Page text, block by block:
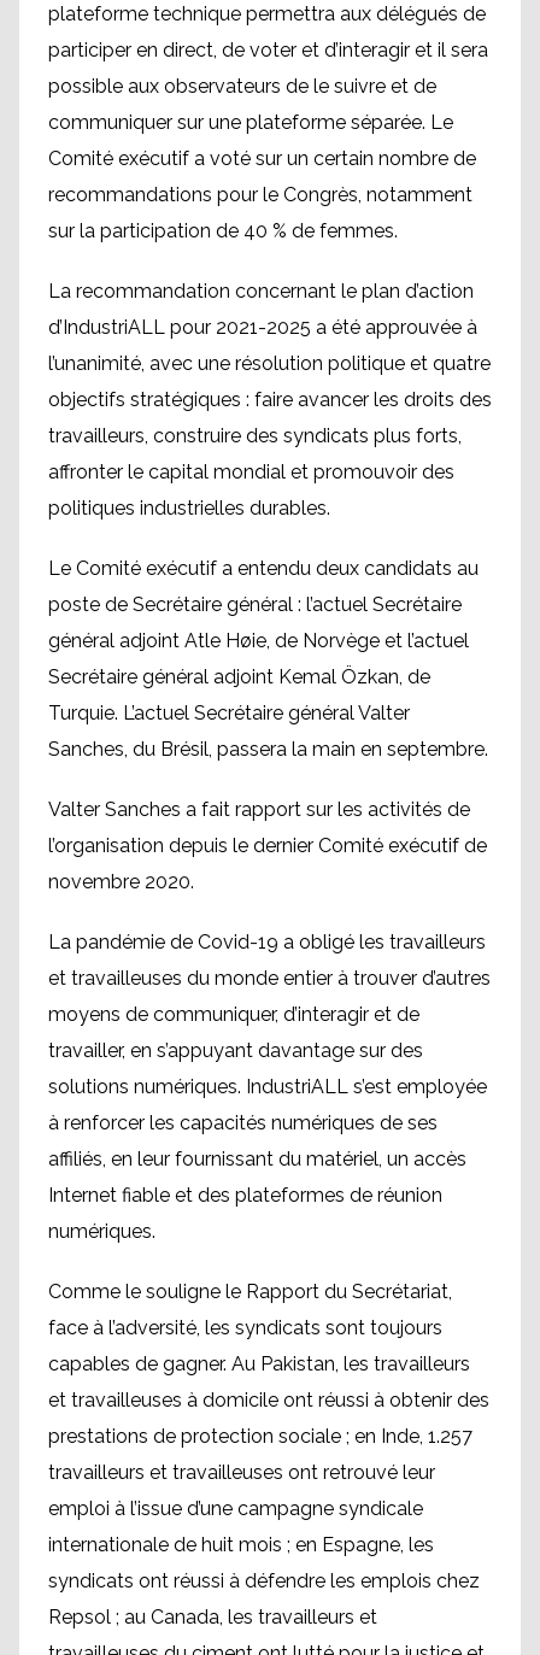
plateforme technique permettra aux délégués de
participer en direct, de voter et d’interagir et il sera
possible aux observateurs de le suivre et de
communiquer sur une plateforme séparée. Le
Comité exécutif a voté sur un certain nombre de
recommandations pour le Congrès, notamment
sur la participation de 40 % de femmes.
La recommandation concernant le plan d’action
d’IndustriALL pour 2021-2025 a été approuvée à
l’unanimité, avec une résolution politique et quatre
objectifs stratégiques : faire avancer les droits des
travailleurs, construire des syndicats plus forts,
affronter le capital mondial et promouvoir des
politiques industrielles durables.
Le Comité exécutif a entendu deux candidats au
poste de Secrétaire général : l’actuel Secrétaire
général adjoint Atle Høie, de Norvège et l’actuel
Secrétaire général adjoint Kemal Özkan, de
Turquie. L’actuel Secrétaire général Valter
Sanches, du Brésil, passera la main en septembre.
Valter Sanches a fait rapport sur les activités de
l’organisation depuis le dernier Comité exécutif de
novembre 2020.
La pandémie de Covid-19 a obligé les travailleurs
et travailleuses du monde entier à trouver d’autres
moyens de communiquer, d’interagir et de
travailler, en s’appuyant davantage sur des
solutions numériques. IndustriALL s’est employée
à renforcer les capacités numériques de ses
affiliés, en leur fournissant du matériel, un accès
Internet fiable et des plateformes de réunion
numériques.
Comme le souligne le Rapport du Secrétariat,
face à l’adversité, les syndicats sont toujours
capables de gagner. Au Pakistan, les travailleurs
et travailleuses à domicile ont réussi à obtenir des
prestations de protection sociale ; en Inde, 1.257
travailleurs et travailleuses ont retrouvé leur
emploi à l’issue d’une campagne syndicale
internationale de huit mois ; en Espagne, les
syndicats ont réussi à défendre les emplois chez
Repsol ; au Canada, les travailleurs et